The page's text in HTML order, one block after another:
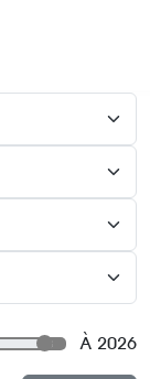
À 2026